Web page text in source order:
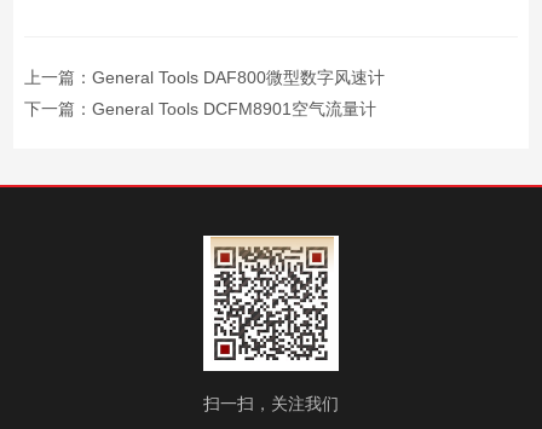
上一篇： General Tools DAF800微型数字风速计
下一篇： General Tools DCFM8901空气流量计
扫一扫，关注我们